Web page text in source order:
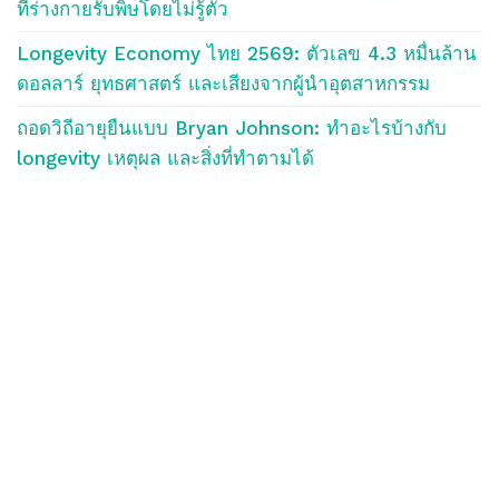
ที่ร่างกายรับพิษโดยไม่รู้ตัว
Longevity Economy ไทย 2569: ตัวเลข 4.3 หมื่นล้าน
ดอลลาร์ ยุทธศาสตร์ และเสียงจากผู้นำอุตสาหกรรม
ถอดวิถีอายุยืนแบบ Bryan Johnson: ทำอะไรบ้างกับ
longevity เหตุผล และสิ่งที่ทำตามได้